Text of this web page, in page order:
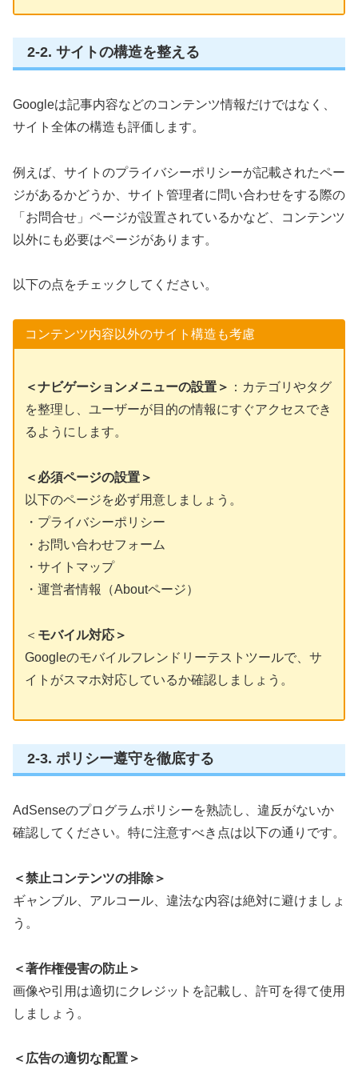
2-2. サイトの構造を整える
Googleは記事内容などのコンテンツ情報だけではなく、
サイト全体の構造も評価します。
例えば、サイトのプライバシーポリシーが記載されたペー
ジがあるかどうか、サイト管理者に問い合わせをする際の
「お問合せ」ページが設置されているかなど、コンテンツ
以外にも必要はページがあります。
以下の点をチェックしてください。
コンテンツ内容以外のサイト構造も考慮
＜ナビゲーションメニューの設置＞ ：カテゴリやタグ
を整理し、ユーザーが目的の情報にすぐアクセスでき
るようにします。
＜必須ページの設置＞
以下のページを必ず用意しましょう。
・プライバシーポリシー
・お問い合わせフォーム
・サイトマップ
・運営者情報（Aboutページ）
＜ モバイル対応＞
Googleのモバイルフレンドリーテストツールで、サ
イトがスマホ対応しているか確認しましょう。
2-3. ポリシー遵守を徹底する
AdSenseのプログラムポリシーを熟読し、違反がないか
確認してください。特に注意すべき点は以下の通りです。
＜禁止コンテンツの排除＞
ギャンブル、アルコール、違法な内容は絶対に避けましょ
う。
＜著作権侵害の防止＞
画像や引用は適切にクレジットを記載し、許可を得て使用
しましょう。
＜広告の適切な配置＞